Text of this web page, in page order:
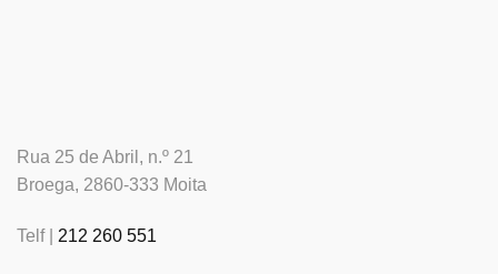
Rua 25 de Abril, n.º 21
Broega, 2860-333 Moita
Telf | 212 260 551